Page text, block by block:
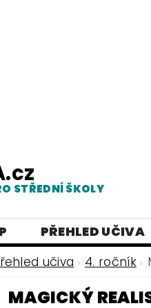
STŘEDNÍ ŠKOLY
PŘEHLED UČIVA
učiva 4. ročník
MAGICKÝ